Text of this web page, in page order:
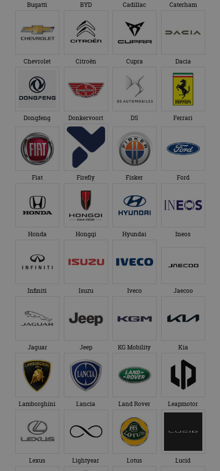
Bugatti BYD Cadillac Caterham
Chevrolet Citroën Cupra Dacia
Dongfeng Donkervoort DS Ferrari
Fiat Firefly Fisker Ford
Honda Hongqi Hyundai Ineos
Infiniti Isuzu Iveco Jaecoo
Jaguar Jeep KG Mobility Kia
Lamborghini Lancia Land Rover Leapmotor
Lexus Lightyear Lotus Lucid